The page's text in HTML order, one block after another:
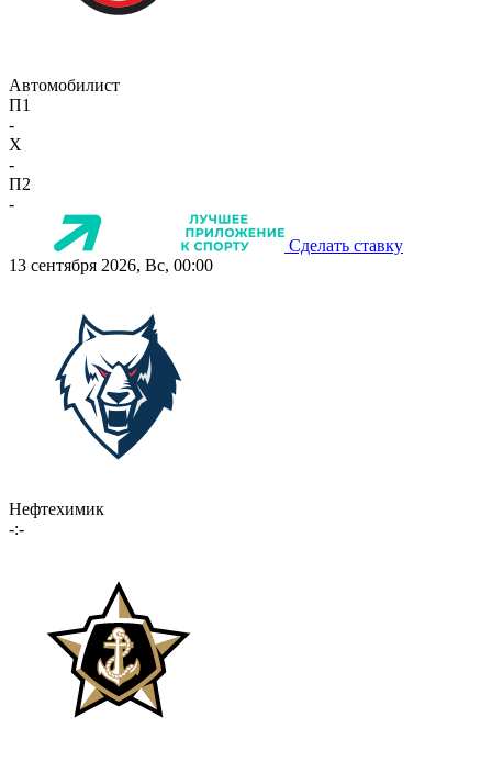
Автомобилист
П1
-
X
-
П2
-
Сделать ставку
13 сентября 2026, Вс, 00:00
Нефтехимик
-:-